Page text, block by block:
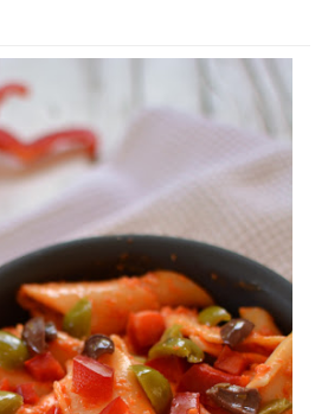
per circa 10 minuti a fuoco medio,
per pochi minuti le punte degli
snocciolate ed una
Ubaldino,cuocere le
acqua salata, avendo cura di
verdi, scolare per bene,
tutto, e servire con una bella
con alcune scagliette di